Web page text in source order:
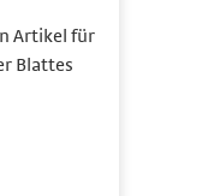
Artikel für
Blattes